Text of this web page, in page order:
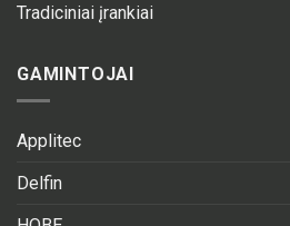
Tradiciniai įrankiai
GAMINTOJAI
Applitec
Delfin